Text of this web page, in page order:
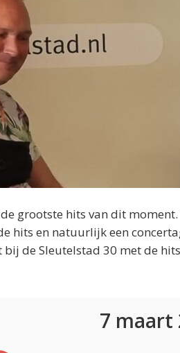
grootste hits van dit
hits en natuurlijk een
de Sleutelstad 30 met de
7 maart